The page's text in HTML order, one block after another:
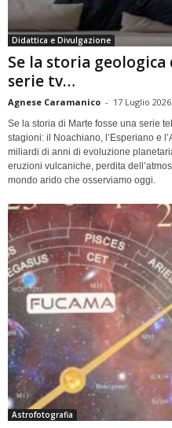
Didattica e Divulgazione
Se la storia
serie tv…
Agnese Caramanico - 17 Luglio 2026
Se la storia di Marte fosse una serie
stagioni: il Noachiano, l’Esperiano e
miliardi di anni di evoluzione
eruzioni vulcaniche, perdita
mondo arido che osserviamo oggi.
Astrofotografia